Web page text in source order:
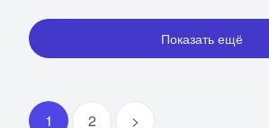
Показать ещё
1 2 >